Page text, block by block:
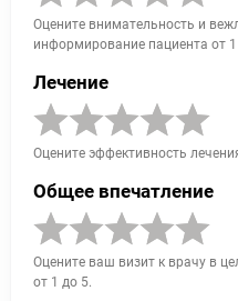
Оцените внимательность и
информирование пациента от 1
Лечение
Оцените эффективность
Общее впечатление
Оцените ваш визит к врачу в
от 1 до 5.